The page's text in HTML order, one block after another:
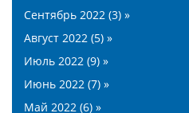
Сентябрь 2022 (3) »
Август 2022 (5) »
Июль 2022 (9) »
Июнь 2022 (7) »
Май 2022 (6) »